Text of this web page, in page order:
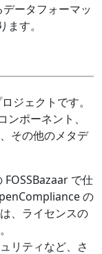
ータフォーマッ
す。
ジェクトです。
ポーネント、
その他のメタデ
で仕
の
、ライセンスの
リティなど、さ